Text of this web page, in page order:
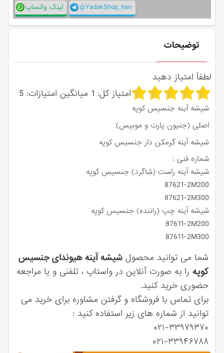
لینک واتساپ @YadakShop_Iran
توضیحات
لطفاً امتیاز دهید
امتیاز کل: 1 میانگین امتیازات:5
شیشه آینه جنسیس کوپه
اصلی (جنیون پارت و موبیس)
شیشه آینه گرمکن دار جنسیس کوپه
شماره فنی :
شیشه آینه راست (شاگرد) جنسیس کوپه
87621-2M200
87621-2M300
شیشه آینه چپ (راننده) جنسیس کوپه
87611-2M200
87611-2M300
شما می توانید محصولشیشه آینه هیوندای جنسیس
کوپه را به صورت آنلاین در واستاپ ، تلفنی و یا مراجعه
حضوری خرید کنید.
برای تماس با فروشگاه و گرفتن مشاوره برای خرید می
توانید از شماره های زیر استفاده کنید :
۰۲۱-۳۳۹۷۹۳۷۰
۰۲۱-۳۳۹۴۶۷۸۸